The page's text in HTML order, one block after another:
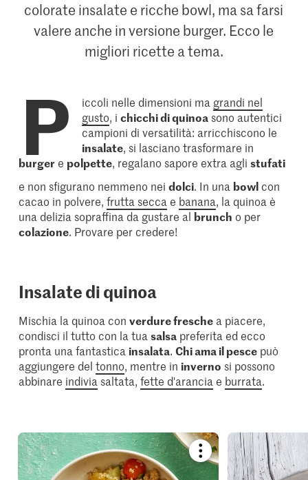
colorate insalate e ricche bowl, ma sa farsi
valere anche in versione burger. Ecco le
migliori ricette a tema.
P iccoli nelle dimensioni ma grandi nel
gusto, ichicchi di quinoa sono autentici
campioni di versatilità: arricchiscono le
insalate, si lasciano trasformare in
burgere polpette, regalano sapore extra aglistufati
e non sfigurano nemmeno neidolci. In una bowlcon
cacao in polvere,frutta seccae banana, la quinoa è
una delizia sopraffina da gustare al brunch o per
colazione. Provare per credere!
Insalate di quinoa
Mischia la quinoa converdure fresche a piacere,
condisci il tutto con la tuasalsa preferita ed ecco
pronta una fantastica insalata.Chi ama il pesce può
aggiungere deltonno, mentre in inverno si possono
abbinare indivia saltata,fette d'aranciae burrata.
Bookmark
recipe